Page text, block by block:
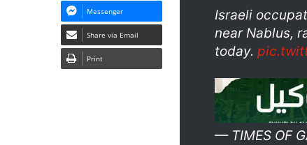
Israeli
near Nablus,
today.
— TIMES OF
Messenger
Share via Email
Print